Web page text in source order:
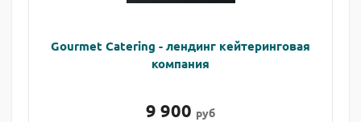
Gourmet Catering - лендинг кейтеринговая
компания
9 900 руб